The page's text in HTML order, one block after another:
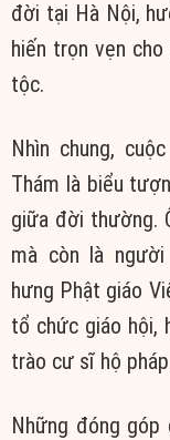
đời tại Hà Nội,
hiến trọn vẹn
tộc.
Nhìn chung,
Thám là biểu
giữa đời thường.
mà còn là
hưng Phật giáo
tổ chức giáo hội,
trào cư sĩ hộ
Những đóng